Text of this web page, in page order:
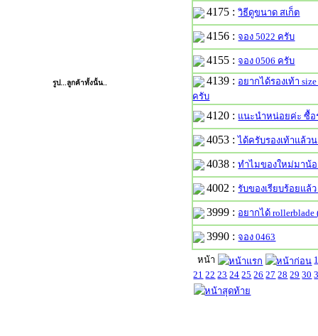
รูป...ลูกค้าทั้งนั้น..
SHOP จัดไปอีกชุด
4175 : วิธีดูขนาด สเก็ต
4156 : จอง 5022 ครับ
4155 :จอง 0506 ครับ
4139 :
ครับ
4120 :แนะนำหน่อยค่ะ ซื้
4053 : ได้ครับรองเท้าแล้ว
4038 :ทำไมของใหม่มาน้
4002 : รับของเรียบร้อยแ
3999 :
3990 :จอง 0463
หน้า
21 22 23 24 25